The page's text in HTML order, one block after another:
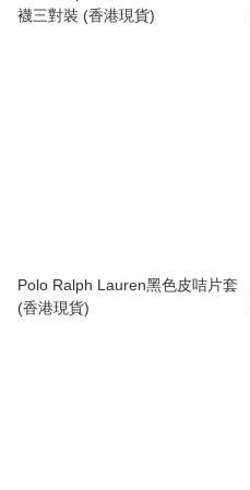
襪三對裝 (香港現貨)
Polo Ralph Lauren黑色皮咭片套
(香港現貨)